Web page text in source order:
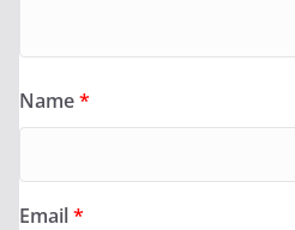
Name*
Email*